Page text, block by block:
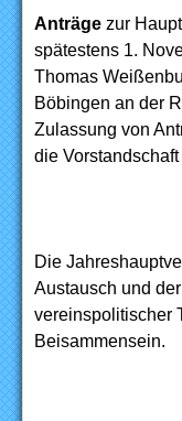
Anträge zur
spätestens 1.
Thomas
Böbingen an der
Zulassung von
die
Die
Austausch und
vereinspolitischer
Beisammensein.